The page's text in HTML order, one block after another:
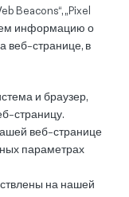
Beacons“, „Pixel
информацию о
веб-странице, в
и браузер,
страницу.
веб-странице
параметрах
на нашей